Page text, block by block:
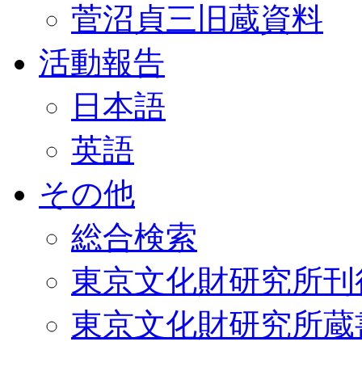
菅沼貞三旧蔵資料
活動報告
日本語
英語
その他
総合検索
東京文化財研究所
東京文化財研究所